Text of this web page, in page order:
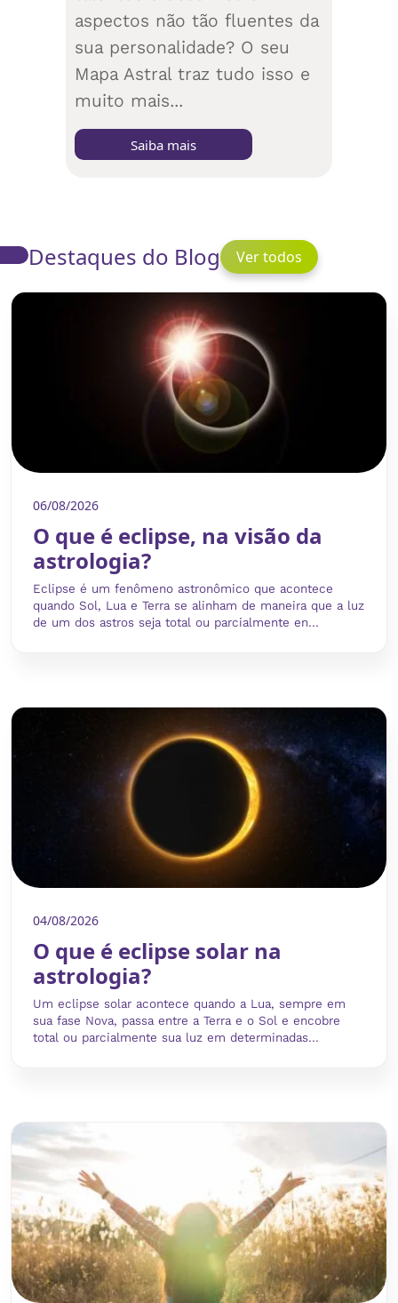
aspectos não tão fluentes da
sua personalidade? O seu
Mapa Astral traz tudo isso e
muito mais...
Saiba mais
Destaques do Blog Ver todos
06/08/2026
O que é eclipse, na visão da
astrologia?
Eclipse é um fenômeno astronômico que acontece
quando Sol, Lua e Terra se alinham de maneira que a luz
de um dos astros seja total ou parcialmente en...
04/08/2026
O que é eclipse solar na
astrologia?
Um eclipse solar acontece quando a Lua, sempre em
sua fase Nova, passa entre a Terra e o Sol e encobre
total ou parcialmente sua luz em determinadas...